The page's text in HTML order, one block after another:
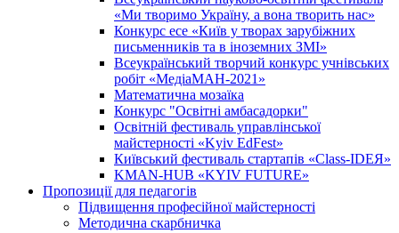
«Ми творимо Україну, а вона творить нас»
Конкурс есе «Київ у творах зарубіжних
письменників та в іноземних ЗМІ»
Всеукраїнський творчий конкурс учнівських
робіт «МедіаМАН-2021»
Математична мозаїка
Конкурс "Освітні амбасадорки"
Освітній фестиваль управлінської
майстерності «Kyiv EdFest»
Київський фестиваль стартапів «Class-IDEЯ»
KMAN-HUB «KYIV FUTURE»
Пропозиції для педагогів
Підвищення професійної майстерності
Методична скарбничка